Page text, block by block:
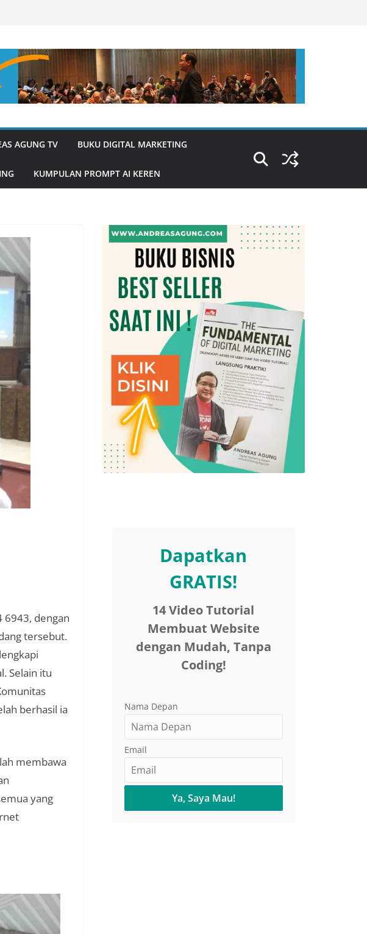
AGUNG TV BUKU DIGITAL MARKETING
KUMPULAN PROMPT AI KEREN
6943, dengan
tersebut.
Selain itu
berhasil ia
membawa
yang
Dapatkan
GRATIS!
14 Video Tutorial
Membuat Website
dengan Mudah, Tanpa
Coding!
Nama Depan
Email